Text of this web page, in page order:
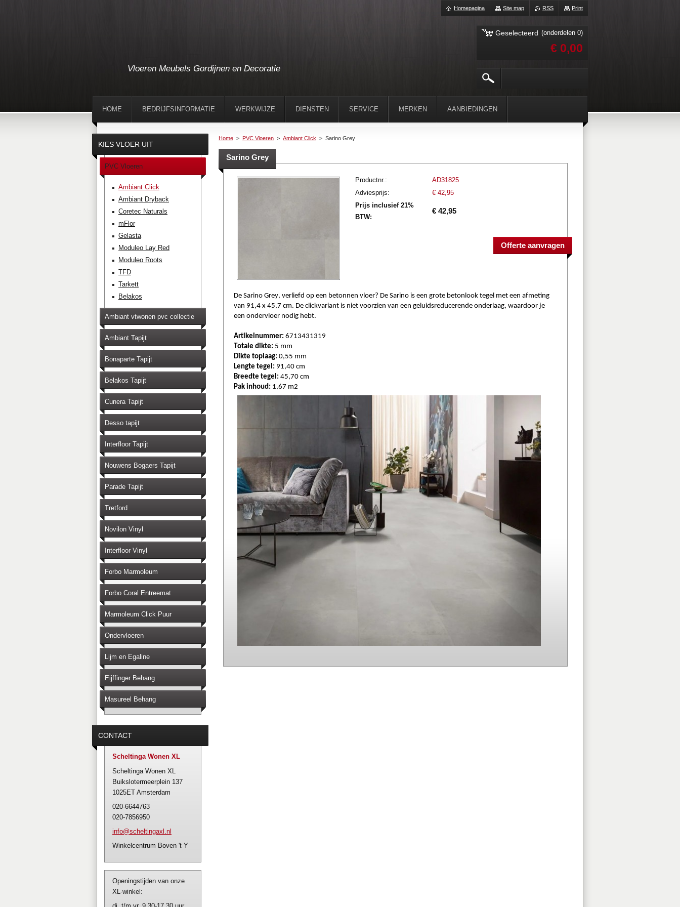
Vloeren Meubels Gordijnen en Decoratie
Home > PVC Vloeren > Ambiant Click > Sarino Grey
Sarino Grey
Productnr.:
AD31825
Adviesprijs:
€ 42,95
Prijs inclusief 21%
BTW:
€ 42,95
De Sarino Grey, verliefd op een betonnen vloer? De Sarino is een grote betonlook tegel met een afmeting
van 91,4 x 45,7 cm. De clickvariant is niet voorzien van een geluidsreducerende onderlaag, waardoor je
een ondervloer nodig hebt.
Artikelnummer: 6713431319
Totale dikte: 5 mm
Dikte toplaag: 0,55 mm
Lengte tegel: 91,40 cm
Breedte tegel: 45,70 cm
Pak inhoud: 1,67 m2
KIES VLOER UIT
PVC Vloeren
Ambiant Click
Ambiant Dryback
Coretec Naturals
mFlor
Gelasta
Moduleo Lay Red
Moduleo Roots
TFD
Tarkett
Belakos
Ambiant vtwonen pvc collectie
Ambiant Tapijt
Bonaparte Tapijt
Belakos Tapijt
Cunera Tapijt
Desso tapijt
Interfloor Tapijt
Nouwens Bogaers Tapijt
Parade Tapijt
Tretford
Novilon Vinyl
Interfloor Vinyl
Forbo Marmoleum
Forbo Coral Entreemat
Marmoleum Click Puur
Ondervloeren
Lijm en Egaline
Eijffinger Behang
Masureel Behang
CONTACT
Scheltinga Wonen XL
Scheltinga Wonen XL
Buikslotermeerplein 137
1025ET Amsterdam
020-6644763
020-7856950
info@scheltingax l.nl
Winkelcentrum Boven 't Y
Openingstijden van onze
XL-winkel:
HOME BEDRIJFSINFORMATIE WERKWIJZE DIENSTEN SERVICE MERKEN AANBIEDINGEN
Print
RSS
Site map
Homepagina
Geselecteerd (onderdelen 0)
€ 0,00